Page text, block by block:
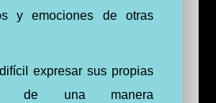
y emociones de otras
expresar sus propias
de una manera